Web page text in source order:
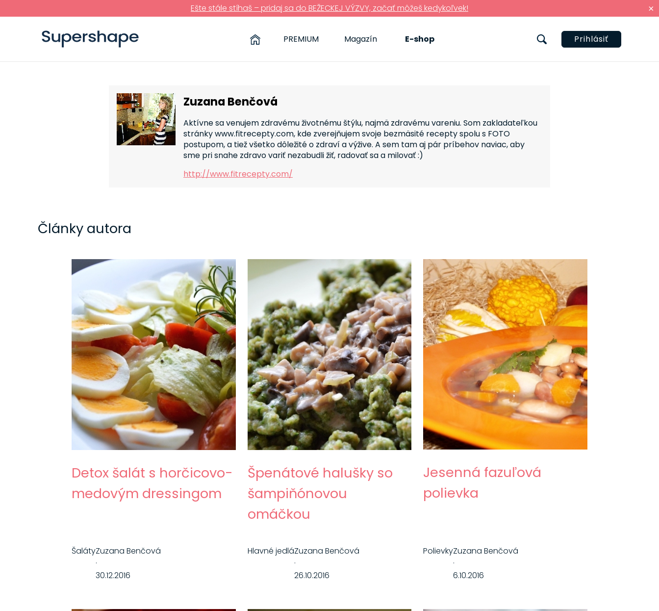
×
Ešte stále stíhaš – pridaj sa do BEŽECKEJ VÝZVY, začať môžeš kedykoľvek!
Prihlásiť
PREMIUM Magazín E-shop
Zuzana Benčová
Aktívne sa venujem zdravému životnému štýlu, najmä zdravému vareniu. Som zakladateľkou
stránky www.fitrecepty.com, kde zverejňujem svoje bezmäsité recepty spolu s FOTO
postupom, a tiež všetko dôležité o zdraví a výžive. A sem tam aj pár príbehov naviac, aby
sme pri snahe zdravo variť nezabudli žiť, radovať sa a milovať :)
http://www.fitrecepty.com/
Články autora
Detox šalát s horčicovo-
medovým dressingom
ŠalátyZuzana Benčová
·
30.12.2016
Špenátové halušky so
šampiňónovou
omáčkou
Hlavné jedláZuzana Benčová
·
26.10.2016
Jesenná fazuľová
polievka
PolievkyZuzana Benčová
·
6.10.2016